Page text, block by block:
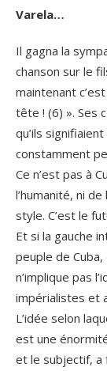
Varela…
Il gagna la
chanson sur le
maintenant
tête ! (6) ». Ses
qu’ils
constamment
Ce n’est pas à
l’humanité, ni
style. C’est le
Et si la gauche
peuple de
n’implique pas
impérialistes et
L’idée selon
est une
et le subjectif, a